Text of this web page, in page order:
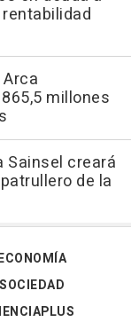
millones
Sainsel creará
de la
SOCIEDAD